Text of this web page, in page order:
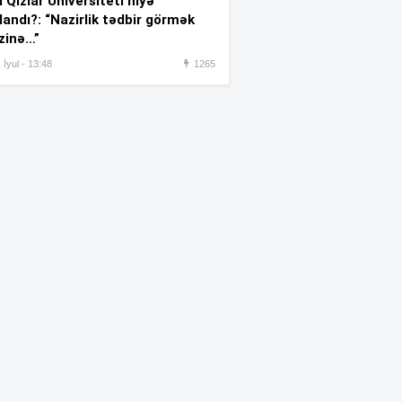
Sabiq nazirin müsadirə olunan
əmlakı 463 min manata satıldı
“Nazirlik tədbir görmək
İyul - 13:48 1265